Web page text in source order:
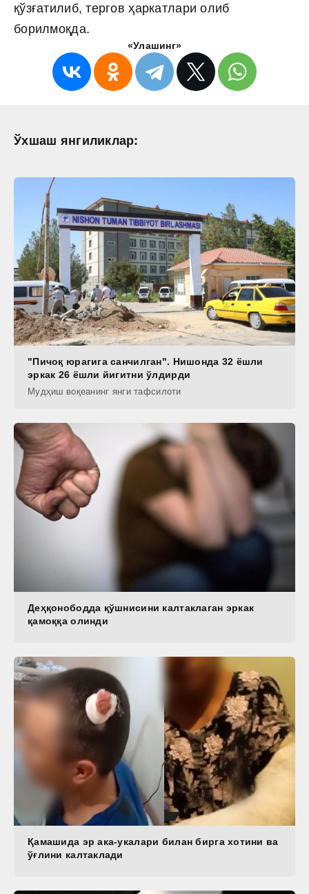
қўзғатилиб, тергов ҳаркатлари олиб
борилмоқда.
«Улашинг»
Ўхшаш янгиликлар:
"Пичоқ юрагига санчилган". Нишонда 32 ёшли
эркак 26 ёшли йигитни ўлдирди
Мудҳиш воқеанинг янги тафсилоти
Деҳқонободда қўшнисини калтаклаган эркак
қамоққа олинди
Қамашида эр ака-укалари билан бирга хотини ва
ўғлини калтаклади